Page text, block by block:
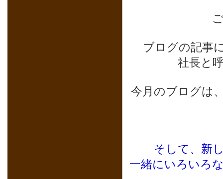
ブログの記事
社長と
今月のブログは
そして、新
一緒にいろいろ